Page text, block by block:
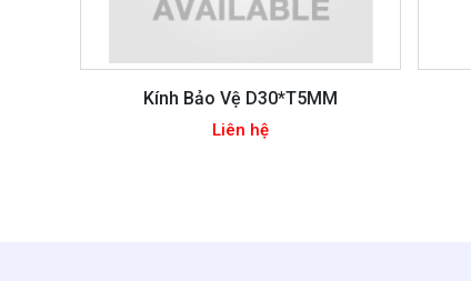
Kính Bảo Vệ D30*T5MM
Liên hệ